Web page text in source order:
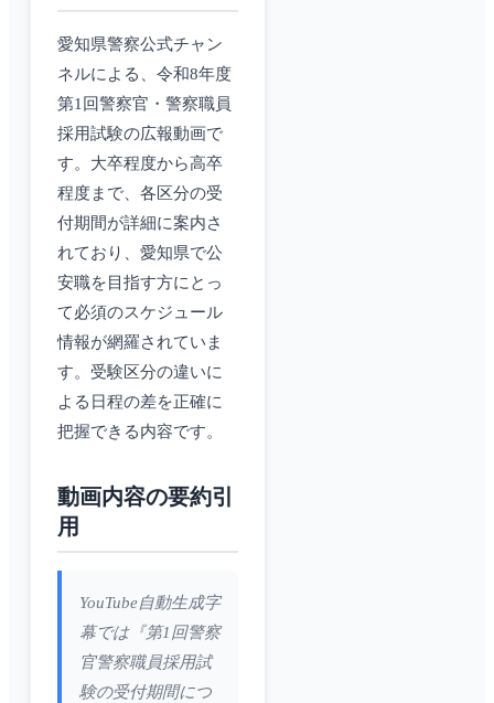
愛知県警察公式チャン
ネルによる、令和8年度
第1回警察官・警察職員
採用試験の広報動画で
す。大卒程度から高卒
程度まで、各区分の受
付期間が詳細に案内さ
れており、愛知県で公
安職を目指す方にとっ
て必須のスケジュール
情報が網羅されていま
す。受験区分の違いに
よる日程の差を正確に
把握できる内容です。
動画内容の要約引
用
YouTube自動生成字
幕では『第1回警察
官警察職員採用試
験の受付期間につ